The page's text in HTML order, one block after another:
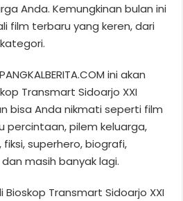
Anda. Kemungkinan bulan ini
film terbaru yang keren, dari
ini akan
Transmart Sidoarjo XXI
bisa Anda nikmati seperti film
percintaan, pilem keluarga,
superhero, biografi,
masih banyak lagi.
Bioskop Transmart Sidoarjo XXI